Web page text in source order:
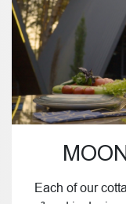
Each of our